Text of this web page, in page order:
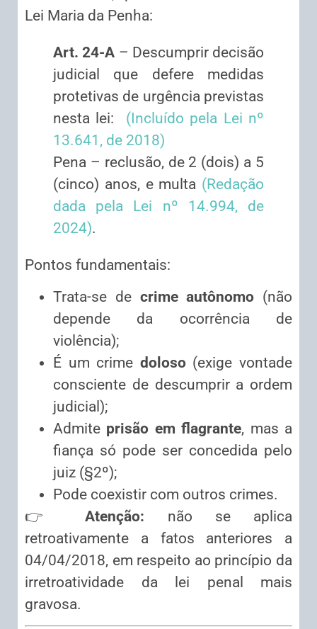
Lei Maria da Penha:
Art. 24-A – Descumprir decisão
judicial que defere medidas
protetivas de urgência previstas
nesta lei: (Incluído pela Lei nº
13.641, de 2018)
Pena – reclusão, de 2 (dois) a 5
(cinco) anos, e multa (Redação
dada pela Lei nº 14.994, de
2024).
Pontos fundamentais:
Trata-se de crime autônomo (não
depende da ocorrência de
violência);
É um crime doloso(exige vontade
consciente de descumprir a ordem
judicial);
Admite prisão em flagrante, mas a
fiança só pode ser concedida pelo
juiz (§2º);
Pode coexistir com outros crimes.
👉Atenção: não se aplica
retroativamente a fatos anteriores a
04/04/2018, em respeito ao princípio da
irretroatividade da lei penal mais
gravosa.